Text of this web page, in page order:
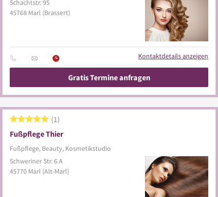
Schachtstr. 95
45768 Marl (Brassert)
Kontaktdetails anzeigen
Gratis Termine anfragen
Fußpflege Thier
Fußpflege, Beauty, Kosmetikstudio
1
Schweriner Str. 6 A
45770 Marl (Alt-Marl)